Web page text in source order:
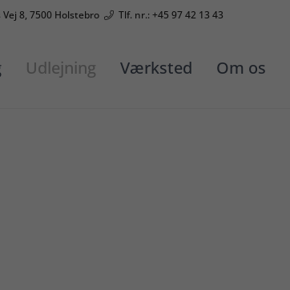
8, 7500 Holstebro Tlf. nr.: +45 97 42 13 43
Udlejning Værksted Om os